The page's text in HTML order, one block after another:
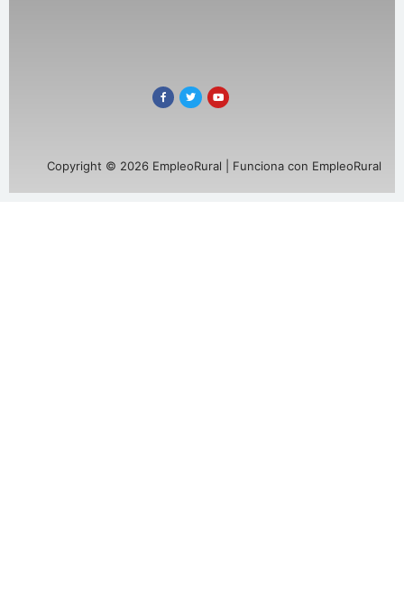
Copyright © 2026 EmpleoRural | Funciona con EmpleoRural